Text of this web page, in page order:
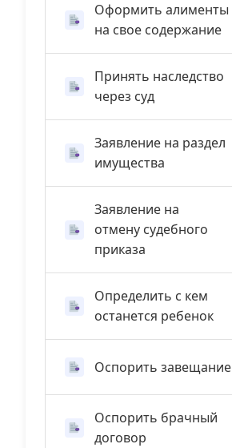
Оформить алименты
на свое содержание
Принять наследство
через суд
Заявление на раздел
имущества
Заявление на
отмену судебного
приказа
Определить с кем
останется ребенок
Оспорить завещание
Оспорить брачный
договор